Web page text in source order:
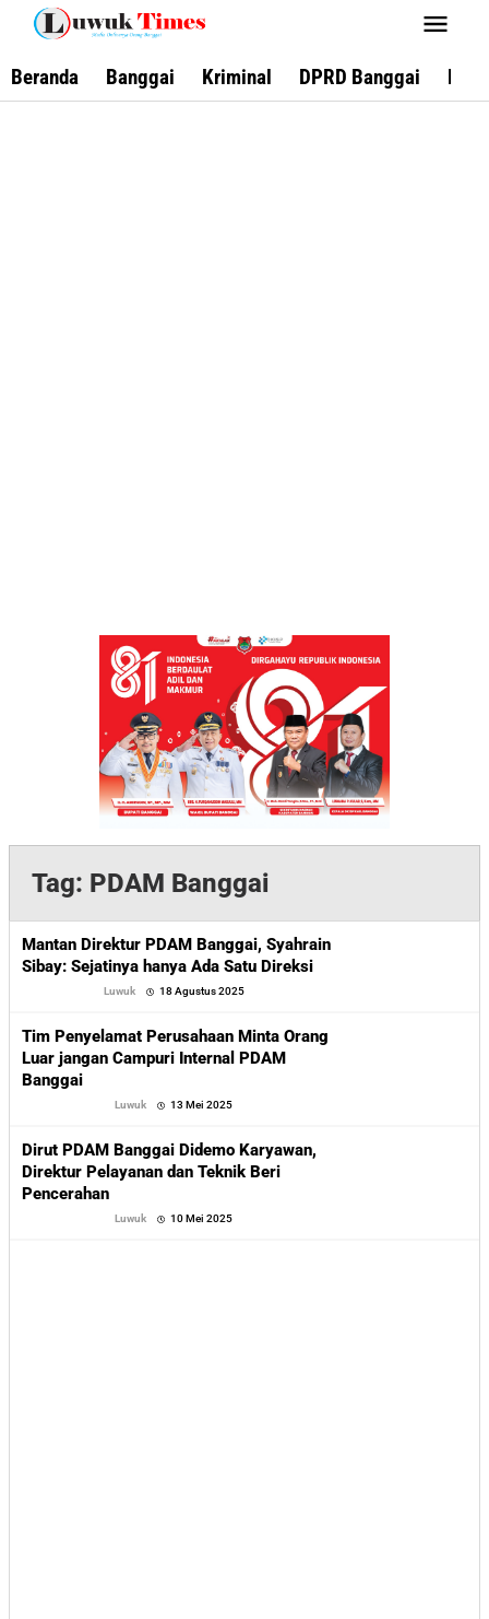
Lewati
konten
Beranda Banggai Kriminal DPRD Banggai
Tag: PDAM Banggai
Mantan Direktur PDAM Banggai, Syahrain
Sibay: Sejatinya hanya Ada Satu Direksi
Luwuk 18 Agustus 2025
Tim Penyelamat Perusahaan Minta Orang
Luar jangan Campuri Internal PDAM
Banggai
Luwuk 13 Mei 2025
Dirut PDAM Banggai Didemo Karyawan,
Direktur Pelayanan dan Teknik Beri
Pencerahan
Luwuk 10 Mei 2025